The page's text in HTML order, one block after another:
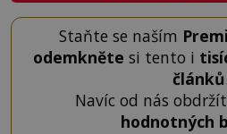
Staňte se naším
odemkněte si tento i
článků.
Navíc od nás
hodnotných